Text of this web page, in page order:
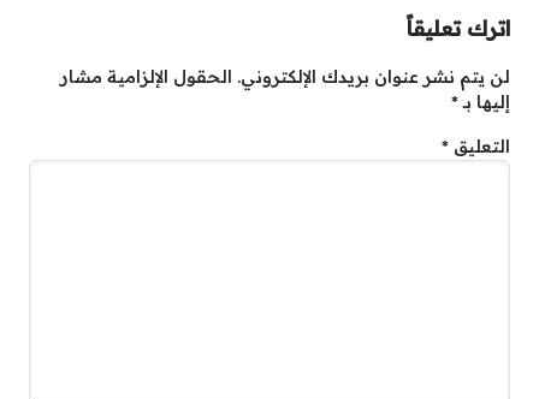
اترك تعليقاً
لن يتم نشر عنوان بريدك الإلكتروني. الحقول الإلزامية مشار
إليها بـ*
التعليق *